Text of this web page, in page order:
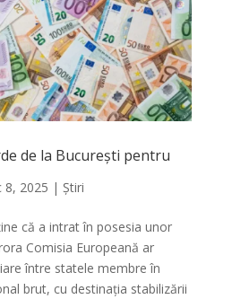
de la București pentru
8, 2025 | Știri
că a intrat în posesia unor
Comisia Europeană ar
între statele membre în
brut, cu destinația stabilizării